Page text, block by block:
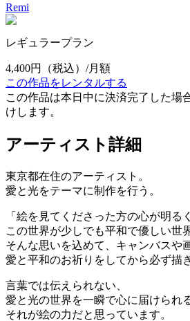
Remi
レギュラープラン
4,400円
（税込）/月額
この作品をレンタルする
この作品は本日中に決済完了した場合
けします。
アーティスト詳細
東京都在住のアーティスト。
愛と光をテーマに制作を行う。
「絵を見てくださった方の心が明る
この世界が少しでも平和で優しい世
そんな思いを込めて、キャンバスや
愛と平和のお祈りをしてから必ず描
言葉では伝えられない、
愛と光の世界を一瞬で心に届けられる
それが絵の力だと思っています。